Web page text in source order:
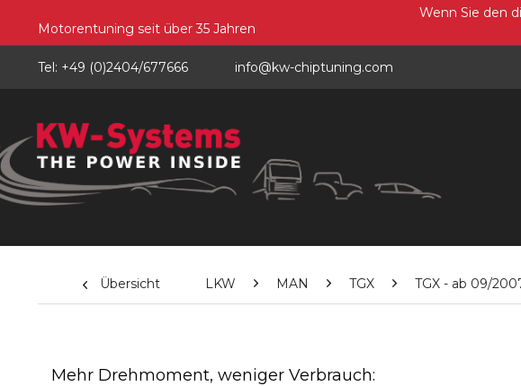
Motorentuning seit über 35 Jahren
Wenn Sie den
Tel: +49 (0)2404/677666 info@kw-chiptuning.com
Übersicht LKW MAN TGX TGX - ab 09/
Mehr Drehmoment, weniger Verbrauch: